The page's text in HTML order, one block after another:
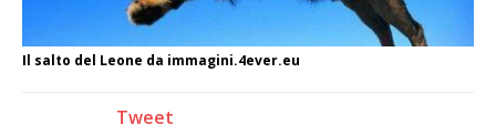
Il salto del Leone da immagini.4ever.eu
Tweet